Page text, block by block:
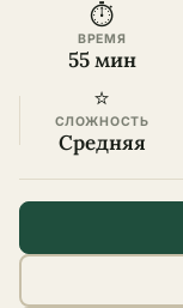
⏱
ВРЕМЯ
55 мин
⭐
СЛОЖНОСТЬ
Средняя